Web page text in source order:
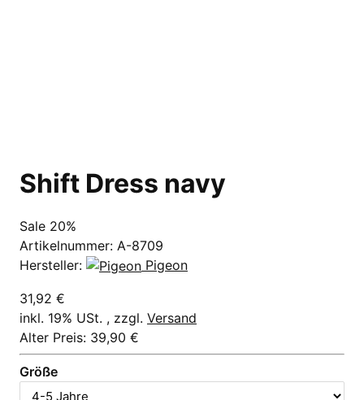
Shift Dress navy
Sale 20%
Artikelnummer: A-8709
Hersteller:
Pigeon
31,92 €
inkl. 19% USt. , zzgl. Versand
Alter Preis: 39,90 €
Größe